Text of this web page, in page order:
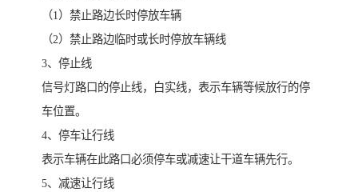
（1）禁止路边长时停放车辆
（2）禁止路边临时或长时停放车辆线
3、停止线
信号灯路口的停止线，白实线，表示车辆等候放行的停
车位置。
4、停车让行线
表示车辆在此路口必须停车或减速让干道车辆先行。
5、减速让行线